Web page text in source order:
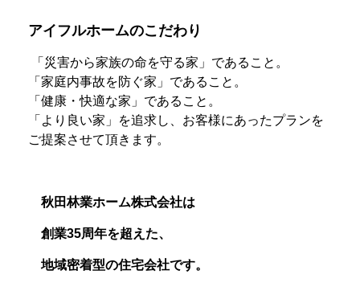
アイフルホームのこだわり
「災害から家族の命を守る家」であること。
「家庭内事故を防ぐ家」であること。
「健康・快適な家」であること。​
「より良い家」を追求し、お客様にあったプランを
ご提案させて頂きます。
秋田林業ホーム株式会社は
​ 創業35周年を超えた、
地域密着型の住宅会社です。